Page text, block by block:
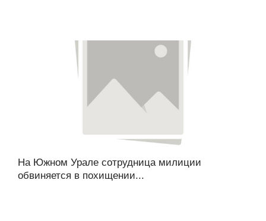
На Южном Урале сотрудница милиции
обвиняется в похищении...